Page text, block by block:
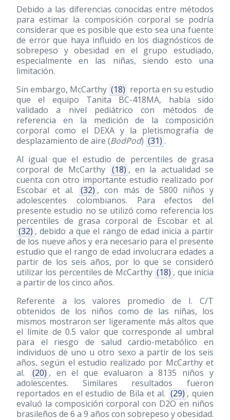
Debido a las diferencias conocidas entre métodos
para estimar la composición corporal se podría
considerar que es posible que esto sea una fuente
de error que haya influido en los diagnósticos de
sobrepeso y obesidad en el grupo estudiado,
especialmente en las niñas, siendo esto una
limitación.
Sin embargo, McCarthy (18) reporta en su estudio
que el equipo Tanita BC-418MA, había sido
validado a nivel pediátrico con métodos de
referencia en la medición de la composición
corporal como el DEXA y la pletismografía de
desplazamiento de aire (BodPod) (31) .
Al igual que el estudio de percentiles de grasa
corporal de McCarthy (18) , en la actualidad se
cuenta con otro importante estudio realizado por
Escobar et al.
(32) , con más de 5800 niños y
adolescentes colombianos. Para efectos del
presente estudio no se utilizó como referencia los
percentiles de grasa corporal de Escobar et al.
(32) , debido a que el rango de edad inicia a partir
de los nueve años y era necesario para el presente
estudio que el rango de edad involucrara edades a
partir de los seis años, por lo que se consideró
utilizar los percentiles de McCarthy (18) , que inicia
a partir de los cinco años.
Referente a los valores promedio de I. C/T
obtenidos de los niños como de las niñas, los
mismos mostraron ser ligeramente más altos que
el límite de 0.5 valor que corresponde al umbral
para el riesgo de salud cardio-metabólico en
individuos de uno u otro sexo a partir de los seis
años, según el estudio realizado por McCarthy et
al.
(20) , en el que evaluaron a 8135 niños y
adolescentes. Similares resultados fueron
reportados en el estudio de Bila et al. (29) , quien
evaluó la composición corporal con D2O en niños
brasileños de 6 a 9 años con sobrepeso y obesidad.